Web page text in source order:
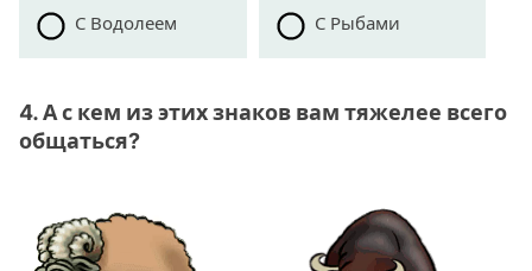
С Водолеем С Рыбами
4. А с кем из этих знаков вам тяжелее всего
общаться?